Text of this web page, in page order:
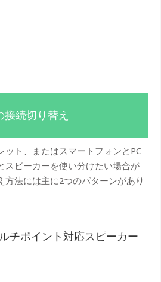
続切り替え
ット、またはスマートフォンとPC
スピーカーを使い分けたい場合が
方法には主に2つのパターンがあり
チポイント対応スピーカー